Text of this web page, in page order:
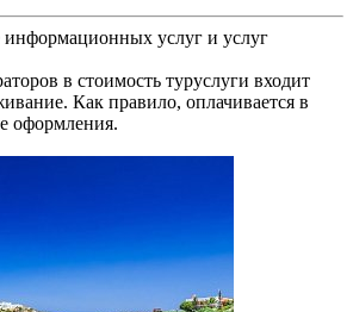
информационных услуг и услуг
в стоимость туруслуги входит
Как правило, оплачивается в
оформления.